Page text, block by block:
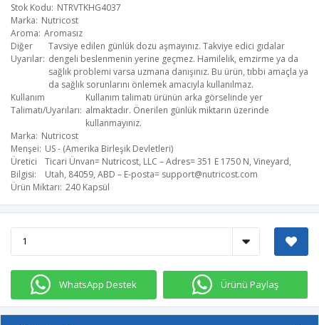
Stok Kodu NTRVTKHG4037
Marka Nutricost
Aroma Aromasız
Diğer
Uyarılar
Tavsiye edilen günlük dozu aşmayınız. Takviye edici gıdalar
dengeli beslenmenin yerine geçmez. Hamilelik, emzirme ya da
sağlık problemi varsa uzmana danışınız. Bu ürün, tıbbi amaçla ya
da sağlık sorunlarını önlemek amacıyla kullanılmaz.
Kullanım
Talimatı/Uyarıları
Kullanım talimatı ürünün arka görselinde yer
almaktadır. Önerilen günlük miktarın üzerinde
kullanmayınız.
Marka Nutricost
Menşei US - (Amerika Birleşik Devletleri)
Üretici
Bilgisi
Ticari Ünvan= Nutricost, LLC – Adres= 351 E 1750 N, Vineyard,
Utah, 84059, ABD – E-posta= support@nutricost.com
Ürün Miktarı 240 Kapsül
WhatsApp Destek Ürünü Paylaş